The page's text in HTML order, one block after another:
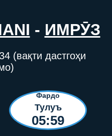
- ИМРӮЗ
(вақти дастгоҳи
Фардо
Тулуъ
05:59